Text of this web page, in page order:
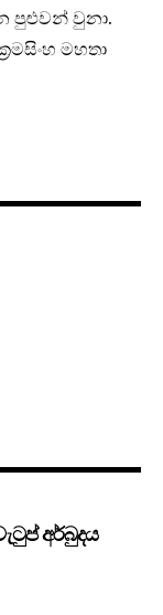
පුළුවන් වුනා.
මහතා
අර්බුදය